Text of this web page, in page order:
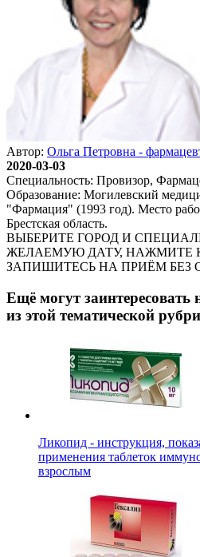
Автор: Ольга Петровна -
2020-03-03
Специальность: Провизор,
Образование: Могилевский
"Фармация" (1993 год). Место
Брестская область.
ВЫБЕРИТЕ ГОРОД И
ЖЕЛАЕМУЮ ДАТУ, НАЖМИТЕ
ЗАПИШИТЕСЬ НА ПРИЁМ БЕЗ
Ещё могут заинтересовать
из этой тематической
Ликопид - инструкция,
применения таблеток
взрослым